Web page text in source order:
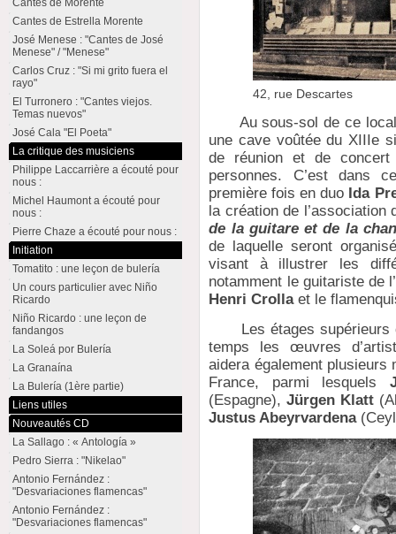
42, rue Descartes
Au sous-sol de ce local,
une cave voûtée du XIIIe
de réunion et de concert
personnes. C’est dans
première fois en duo Ida
la création de l’association
de la guitare et de la
de laquelle seront
visant à illustrer les
notamment le guitariste de
Henri Crollaet le
Les étages supérieurs
temps les œuvres
aidera également plusieurs
France, parmi lesquels
(Espagne),Jürgen Klatt
Justus Abeyrvardena
Cantes de Morente
Cantes de Estrella Morente
José Menese : "Cantes de José
Menese" / "Menese"
Carlos Cruz : "Si mi grito fuera el
rayo"
El Turronero : "Cantes viejos.
Temas nuevos"
José Cala "El Poeta"
La critique des musiciens
Philippe Laccarrière a écouté pour
nous :
Michel Haumont a écouté pour
nous :
Pierre Chaze a écouté pour nous :
Initiation
Tomatito : une leçon de bulería
Un cours particulier avec Niño
Ricardo
Niño Ricardo : une leçon de
fandangos
La Soleá por Bulería
La Granaína
La Bulería (1ère partie)
Liens utiles
Nouveautés CD
La Sallago : « Antología »
Pedro Sierra : "Nikelao"
Antonio Fernández :
"Desvariaciones flamencas"
Antonio Fernández :
"Desvariaciones flamencas"